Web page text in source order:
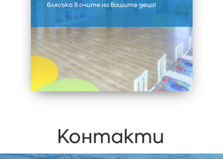
блясъка в очите на вашите деца!
Контакти